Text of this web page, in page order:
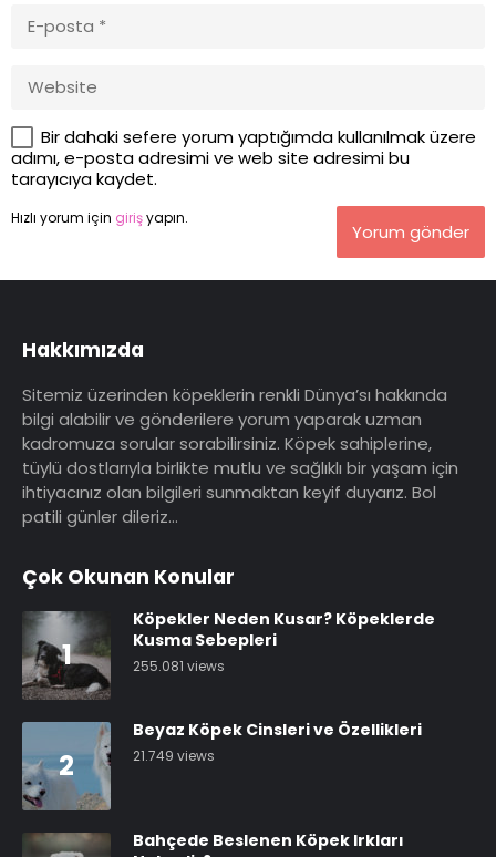
Bir dahaki sefere yorum yaptığımda kullanılmak üzere
adımı, e-posta adresimi ve web site adresimi bu
tarayıcıya kaydet.
Hızlı yorum için girişyapın.
Yorum gönder
Hakkımızda
Sitemiz üzerinden köpeklerin renkli Dünya’sı hakkında
bilgi alabilir ve gönderilere yorum yaparak uzman
kadromuza sorular sorabilirsiniz. Köpek sahiplerine,
tüylü dostlarıyla birlikte mutlu ve sağlıklı bir yaşam için
ihtiyacınız olan bilgileri sunmaktan keyif duyarız. Bol
patili günler dileriz…
Çok Okunan Konular
1
Köpekler Neden Kusar? Köpeklerde
Kusma Sebepleri
255.081 views
2
Beyaz Köpek Cinsleri ve Özellikleri
21.749 views
Bahçede Beslenen Köpek Irkları